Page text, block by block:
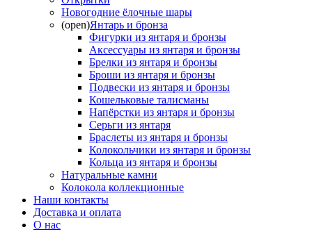
Новогодние ёлочные шары
(open)Янтарь и бронза
Фигурки из янтаря и бронзы
Аксессуары из янтаря и бронзы
Брелки из янтаря и бронзы
Броши из янтаря и бронзы
Подвески из янтаря и бронзы
Кошельковые талисманы
Напёрстки из янтаря и бронзы
Серьги из янтаря
Браслеты из янтаря и бронзы
Колокольчики из янтаря и бронзы
Кольца из янтаря и бронзы
Натуральные камни
Колокола коллекционные
Наши контакты
Доставка и оплата
О нас